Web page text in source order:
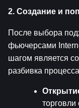
2. Создание и
После выбора
фьючерсами
шагом является
разбивка